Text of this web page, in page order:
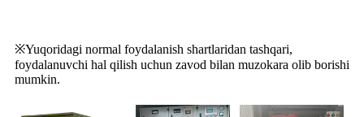
※Yuqoridagi normal foydalanish shartlaridan tashqari,
foydalanuvchi hal qilish uchun zavod bilan muzokara olib borishi
mumkin.